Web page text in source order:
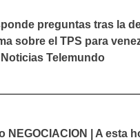
preguntas tras la
sobre el TPS para
Noticias Telemundo
NEGOCIACION | A esta